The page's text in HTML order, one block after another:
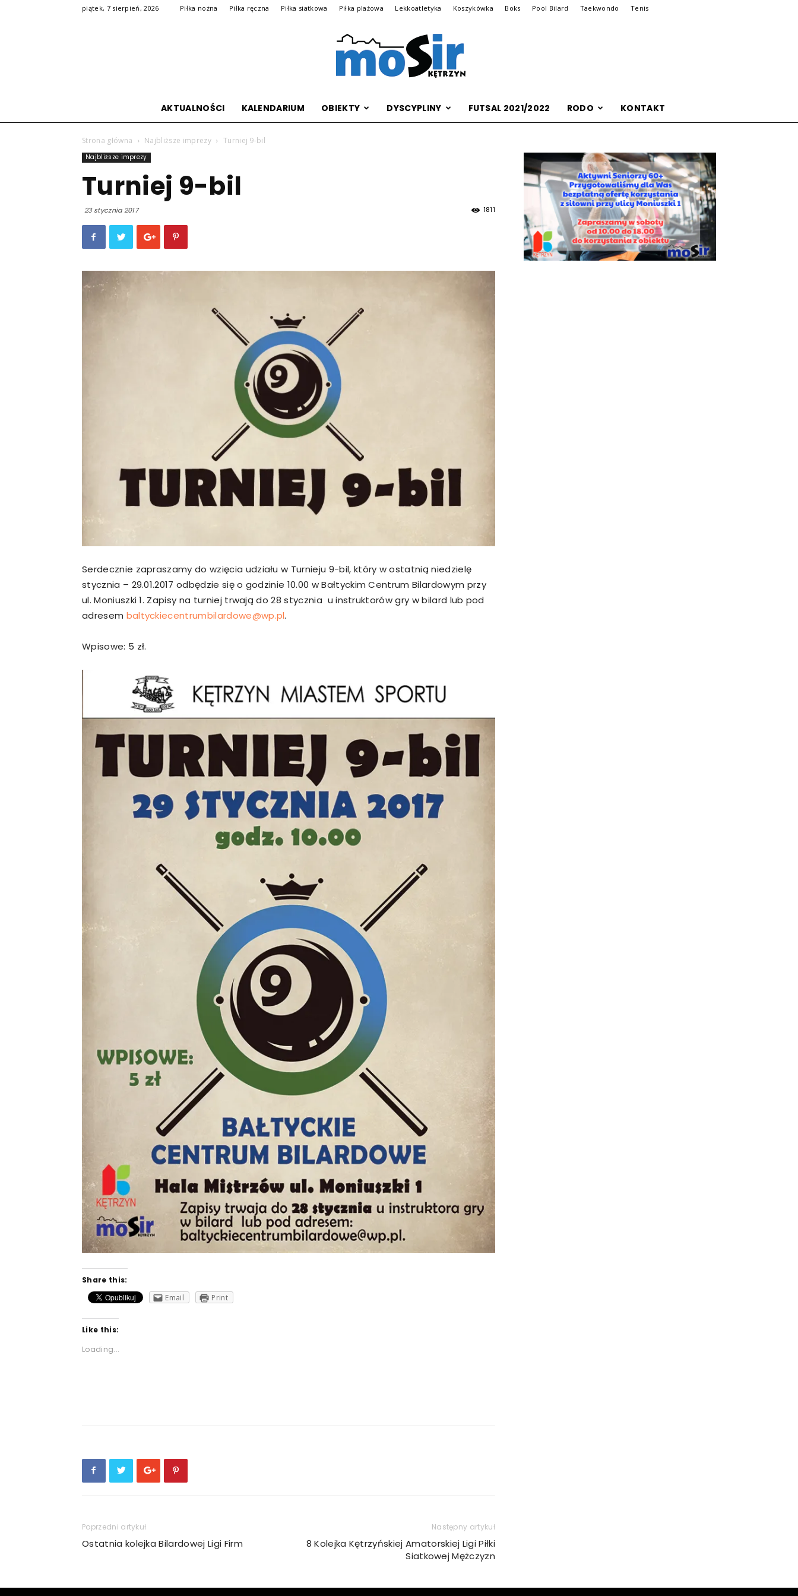
piątek, 7 sierpień, 2026 Piłka nożna Piłka ręczna Piłka siatkowa Piłka plażowa Lekkoatletyka Koszykówka Boks Pool Bilard Taekwondo Tenis
Archiwalna
AKTUALNOŚCI KALENDARIUM OBIEKTY DYSCYPLINY FUTSAL 2021/2022 RODO KONTAKT
Strona główna Najbliższe imprezy Turniej 9-bil
Najbliższe imprezy
Turniej 9-bil
23 stycznia 2017 1811
Serdecznie zapraszamy do wzięcia udziału w Turnieju 9-bil, który w ostatnią niedzielę
stycznia – 29.01.2017 odbędzie się o godzinie 10.00 w Bałtyckim Centrum Bilardowym przy
ul. Moniuszki 1. Zapisy na turniej trwają do 28 stycznia u instruktorów gry w bilard lub pod
adresem baltyckiecentrumbilardowe@wp.pl.
Wpisowe: 5 zł.
Share this:
Email
Print
Like this:
Loading...
Poprzedni artykuł
Ostatnia kolejka Bilardowej Ligi Firm
Następny artykuł
8 Kolejka Kętrzyńskiej Amatorskiej Ligi Piłki
Siatkowej Mężczyzn